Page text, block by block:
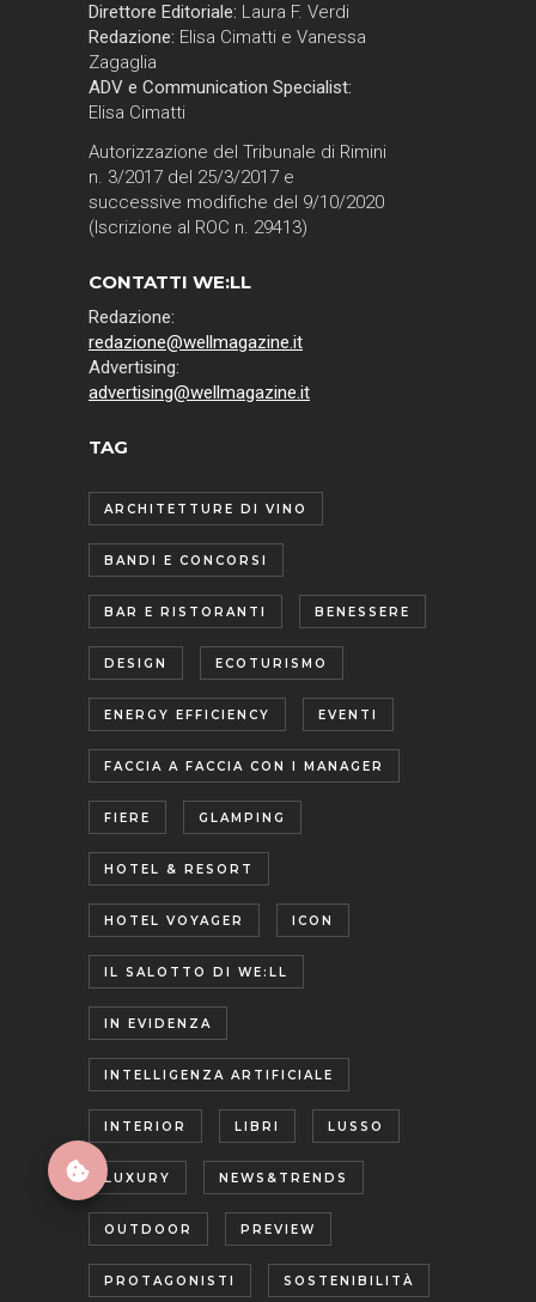
Direttore Editoriale: Laura F. Verdi
Redazione: Elisa Cimatti e Vanessa
Zagaglia
ADV e Communication Specialist:
Elisa Cimatti
Autorizzazione del Tribunale di Rimini
n. 3/2017 del 25/3/2017 e
successive modifiche del 9/10/2020
(Iscrizione al ROC n. 29413)
CONTATTI WE:LL
Redazione:
redazione@wellmagazine.it
Advertising:
advertising@wellmagazine.it
TAG
ARCHITETTURE DI VINO
BANDI E CONCORSI
BAR E RISTORANTI BENESSERE
DESIGN ECOTURISMO
ENERGY EFFICIENCY EVENTI
FACCIA A FACCIA CON I MANAGER
FIERE GLAMPING
HOTEL & RESORT
HOTEL VOYAGER ICON
IL SALOTTO DI WE:LL
IN EVIDENZA
INTELLIGENZA ARTIFICIALE
INTERIOR LIBRI LUSSO
LUXURY NEWS&TRENDS
OUTDOOR PREVIEW
PROTAGONISTI SOSTENIBILITÀ